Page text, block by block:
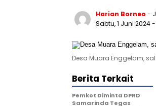
Harian Borneo -
Sabtu, 1 Juni 2024-
Desa Muara Enggelam,
Berita Terkait
Pemkot Diminta DPRD
Samarinda Tegas